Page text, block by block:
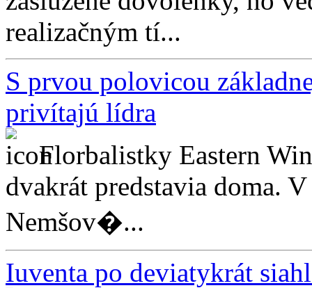
realizačným tí...
S prvou polovicou
privítajú lídra
Florbalistky Eastern
dvakrát predstavia doma.
Nemšov�...
Iuventa po deviatykrát